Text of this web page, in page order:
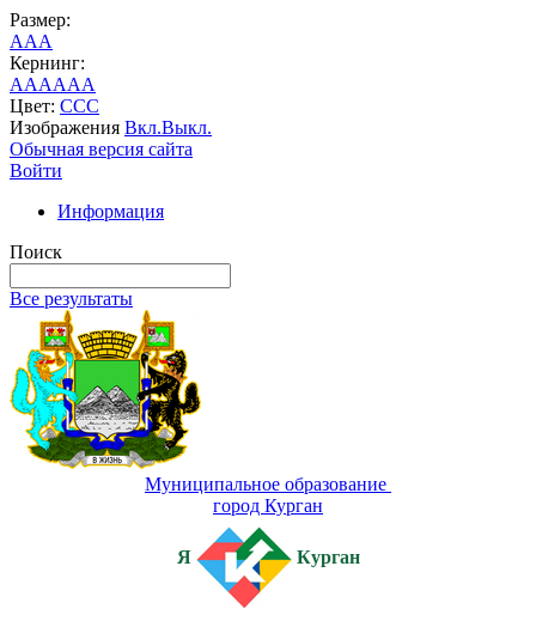
Размер:
AAA
Кернинг:
AAAAAA
Цвет: CCC
Изображения Вкл.Выкл.
Обычная версия сайта
Войти
Информация
Поиск
Все результаты
Муниципальное образование
город Курган
Я Курган